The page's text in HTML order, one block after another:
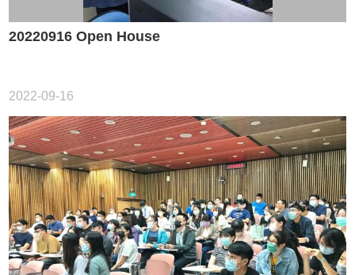
20220916 Open House
2022-09-16